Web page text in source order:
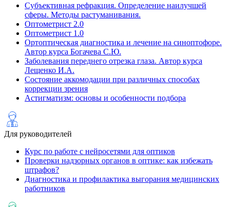
Субъективная рефракция. Определение наилучшей
сферы. Методы растуманивания.
Оптометрист 2.0
Оптометрист 1.0
Ортоптическая диагностика и лечение на cиноптофоре.
Автор курса Богачева С.Ю.
Заболевания переднего отрезка глаза. Автор курса
Лещенко И.А.
Состояние аккомодации при различных способах
коррекции зрения
Астигматизм: основы и особенности подбора
Для руководителей
Курс по работе с нейросетями для оптиков
Проверки надзорных органов в оптике: как избежать
штрафов?
Диагностика и профилактика выгорания медицинских
работников